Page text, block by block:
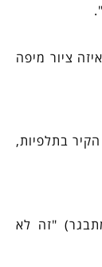
ציור מיפה
בתלפיות,
"זה לא